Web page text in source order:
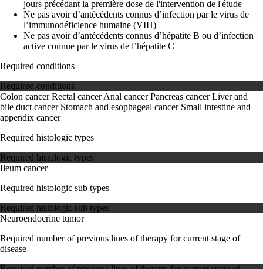
jours précédant la première dose de l'intervention de l'étude
Ne pas avoir d’antécédents connus d’infection par le virus de
l’immunodéficience humaine (VIH)
Ne pas avoir d’antécédents connus d’hépatite B ou d’infection
active connue par le virus de l’hépatite C
Required conditions
Required conditions
Colon cancerRectal cancerAnal cancerPancreas cancerLiver and
bile duct cancer Stomach and esophageal cancer Small intestine and
appendix cancer
Required histologic types
Required histologic types
Ileum cancer
Required histologic sub types
Required histologic sub types
Neuroendocrine tumor
Required number of previous lines of therapy for current stage of
disease